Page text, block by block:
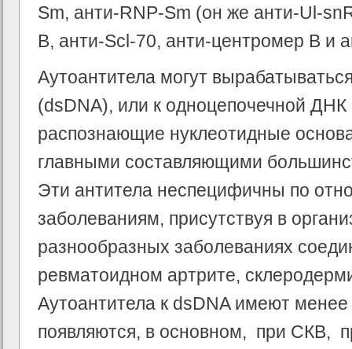
Sm, анти-RNP-Sm (он же анти-Ul-
B, анти-Scl-70, анти-центромер В и
Аутоантитела могут
(dsDNA), или к одноцепочечной
распознающие нуклеотидные
главными составляющими
Эти антитела неспецифичны по
заболеваниям, присутствуя в
разнообразных заболеваниях
ревматоидном артрите,
Аутоантитела к dsDNA имеют
появляются, в основном, при СКВ,